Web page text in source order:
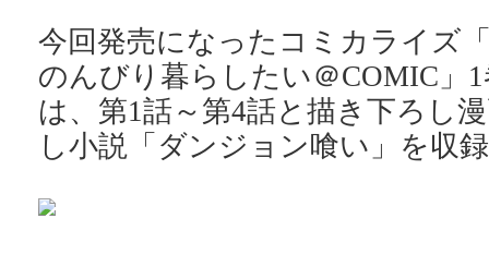
今回発売になったコミカライズ
のんびり暮らしたい＠COMIC」
は、第1話～第4話と描き下ろし
し小説「ダンジョン喰い」を収